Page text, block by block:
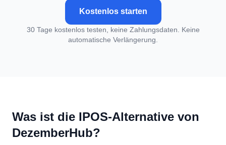
Kostenlos starten
30 Tage kostenlos testen, keine Zahlungsdaten. Keine
automatische Verlängerung.
Was ist die IPOS-Alternative von
DezemberHub?